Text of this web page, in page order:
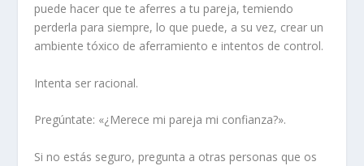
puede hacer que te aferres a tu pareja, temiendo
perderla para siempre, lo que puede, a su vez, crear un
ambiente tóxico de aferramiento e intentos de control.
Intenta ser racional.
Pregúntate: «¿Merece mi pareja mi confianza?».
Si no estás seguro, pregunta a otras personas que os